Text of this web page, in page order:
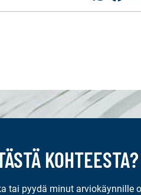
ö
p
t
i
l
KOHTEESTA?
tai pyydä minut arviokäynnille